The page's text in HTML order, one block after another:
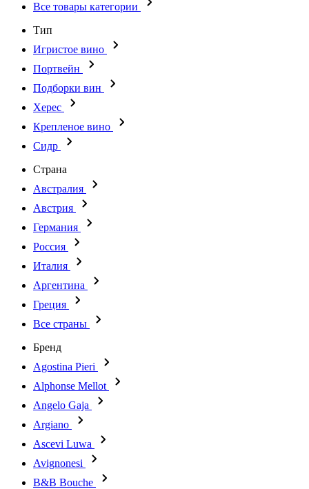
Все товары категории
Тип
Игристое вино
Портвейн
Подборки вин
Херес
Крепленое вино
Сидр
Страна
Австралия
Австрия
Германия
Россия
Италия
Аргентина
Греция
Все страны
Бренд
Agostina Pieri
Alphonse Mellot
Angelo Gaja
Argiano
Ascevi Luwa
Avignonesi
B&B Bouche